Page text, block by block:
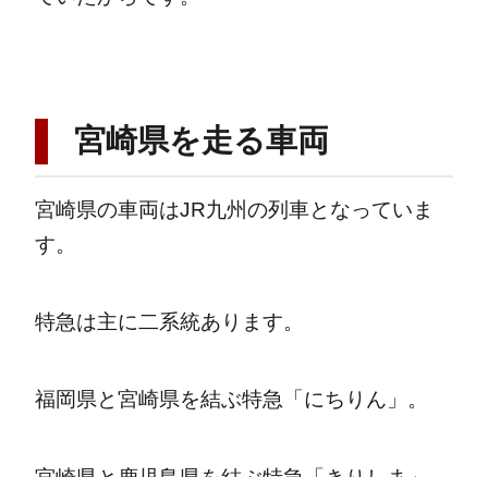
宮崎県を走る車両
宮崎県の車両はJR九州の列車となっていま
す。
特急は主に二系統あります。
福岡県と宮崎県を結ぶ特急「にちりん」。